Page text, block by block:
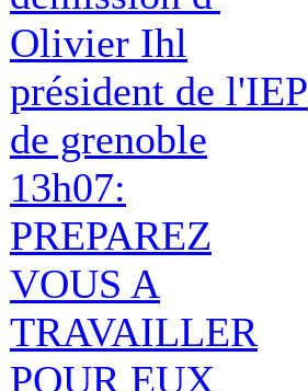
Olivier Ihl
président de l'IEP
de grenoble
13h07:
PREPAREZ
VOUS A
TRAVAILLER
POUR EUX